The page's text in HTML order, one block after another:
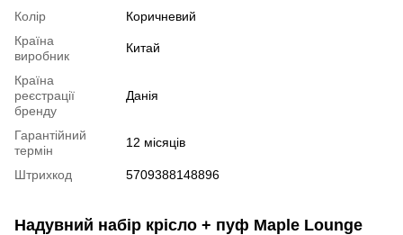
Колір
Коричневий
Країна
виробник
Китай
Країна
реєстрації
бренду
Данія
Гарантійний
термін
12 місяців
Штрихкод 5709388148896
Надувний набір крісло + пуф Maple Lounge